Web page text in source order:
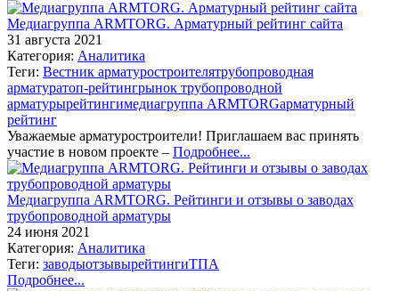
Медиагруппа ARMTORG. Арматурный рейтинг сайта
31 августа 2021
Категория: Аналитика
Теги: Вестник арматуростроителятрубопроводная
арматуратоп-рейтингрынок трубопроводной
арматурырейтингимедиагруппа ARMTORGарматурный
рейтинг
Уважаемые арматуростроители! Приглашаем вас принять
участие в новом проекте – Подробнее...
Медиагруппа ARMTORG. Рейтинги и отзывы о заводах
трубопроводной арматуры
24 июня 2021
Категория: Аналитика
Теги: заводыотзывырейтингиТПА
Подробнее...